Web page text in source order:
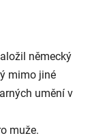
německý
mimo jiné
umění v
muže.